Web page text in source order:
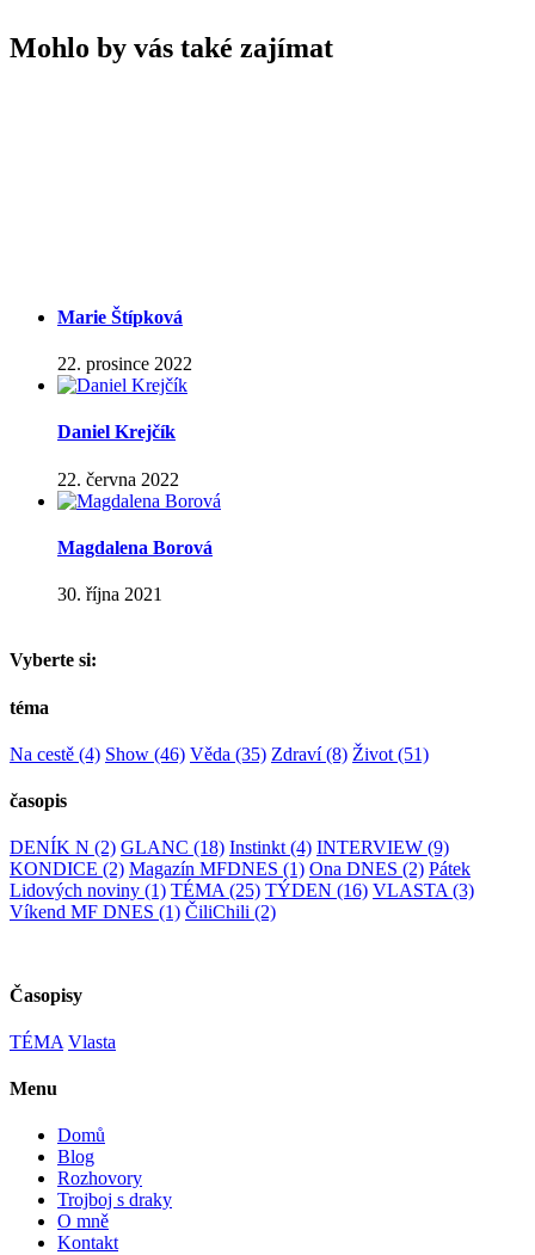
Mohlo by vás také zajímat
Marie Štípková
22. prosince 2022
Daniel Krejčík
22. června 2022
Magdalena Borová
30. října 2021
Vyberte si:
téma
Na cestě (4) Show (46) Věda (35) Zdraví(8) Život (51)
časopis
DENÍK N (2) GLANC (18) Instinkt (4) INTERVIEW (9)
KONDICE (2) Magazín MFDNES (1) Ona DNES (2) Pátek
Lidových noviny (1) TÉMA (25) TÝDEN (16) VLASTA (3)
Víkend MF DNES (1) ČiliChili (2)
Časopisy
TÉMA Vlasta
Menu
Domů
Blog
Rozhovory
Trojboj s draky
O mně
Kontakt